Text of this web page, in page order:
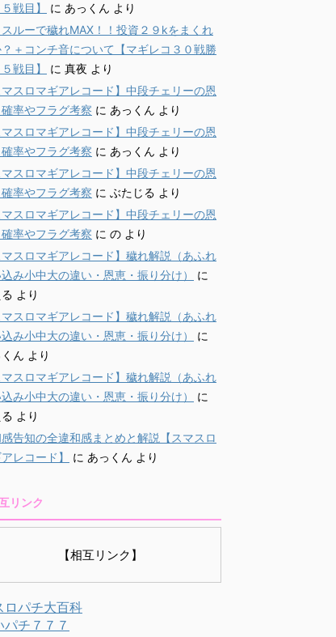
戦目】
に あっくん より
ルーで穢れMAX！！投資２９kをまくれ
？＋コンチ音について【マギレコ３０戦勝
戦目】
に 真夜 より
マスロマギアレコード】中段チェリーの恩
率やフラグ考察 に あっくん より
マスロマギアレコード】中段チェリーの恩
率やフラグ考察 に あっくん より
マスロマギアレコード】中段チェリーの恩
率やフラグ考察 に ぶたじる より
マスロマギアレコード】中段チェリーの恩
率やフラグ考察 に の より
マスロマギアレコード】穢れ解説（あふれ
み小中大の違い・恩恵・振り分け）
に
より
マスロマギアレコード】穢れ解説（あふれ
み小中大の違い・恩恵・振り分け）
に
ん より
マスロマギアレコード】穢れ解説（あふれ
み小中大の違い・恩恵・振り分け）
に
より
告知の全違和感まとめと解説【スマスロ
レコード】
に あっくん より
リンク
【相互リンク】
ロパチ大百科
パチ７７７